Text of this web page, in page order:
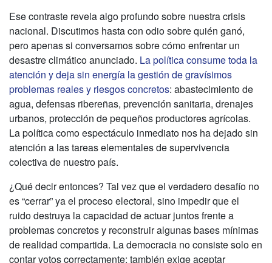
Ese contraste revela algo profundo sobre nuestra crisis
nacional. Discutimos hasta con odio sobre quién ganó,
pero apenas si conversamos sobre cómo enfrentar un
desastre climático anunciado. La política consume toda la
atención y deja sin energía la gestión de gravísimos
problemas reales y riesgos concretos: abastecimiento de
agua, defensas ribereñas, prevención sanitaria, drenajes
urbanos, protección de pequeños productores agrícolas.
La política como espectáculo inmediato nos ha dejado sin
atención a las tareas elementales de supervivencia
colectiva de nuestro país.
¿Qué decir entonces? Tal vez que el verdadero desafío no
es “cerrar” ya el proceso electoral, sino impedir que el
ruido destruya la capacidad de actuar juntos frente a
problemas concretos y reconstruir algunas bases mínimas
de realidad compartida. La democracia no consiste solo en
contar votos correctamente; también exige aceptar